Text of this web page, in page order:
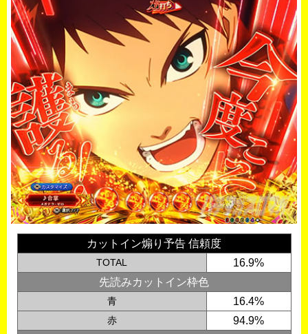
カットイン煽り予告 信頼度
TOTAL
16.9%
先読みカットイン枠色
青 16.4%
赤 94.9%